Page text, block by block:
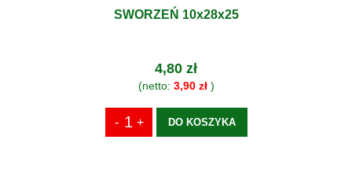
SWORZEŃ 10x28x25
4,80 zł
(netto: 3,90 zł)
DO KOSZYKA